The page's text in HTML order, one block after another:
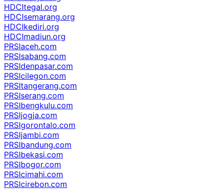
HDCItegal.org
HDCIsemarang.org
HDCIkediri.org
HDCImadiun.org
PRSIaceh.com
PRSIsabang.com
PRSIdenpasar.com
PRSIcilegon.com
PRSItangerang.com
PRSIserang.com
PRSIbengkulu.com
PRSIjogja.com
PRSIgorontalo.com
PRSIjambi.com
PRSIbandung.com
PRSIbekasi.com
PRSIbogor.com
PRSIcimahi.com
PRSIcirebon.com